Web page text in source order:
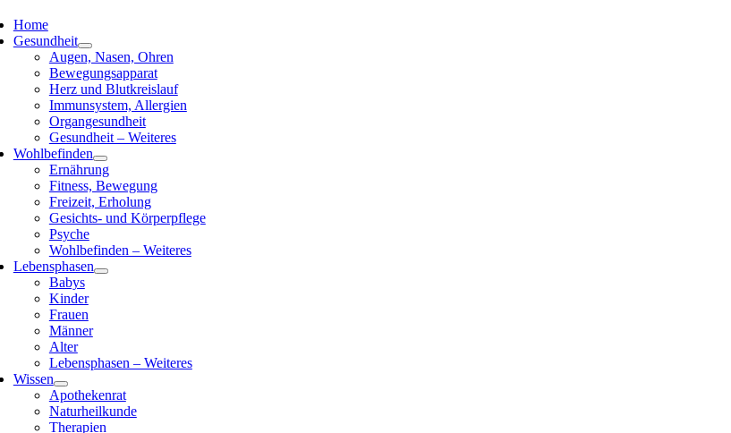
Home
Gesundheit
Augen, Nasen, Ohren
Bewegungsapparat
Herz und Blutkreislauf
Immunsystem, Allergien
Organgesundheit
Gesundheit – Weiteres
Wohlbefinden
Ernährung
Fitness, Bewegung
Freizeit, Erholung
Gesichts- und Körperpflege
Psyche
Wohlbefinden – Weiteres
Lebensphasen
Babys
Kinder
Frauen
Männer
Alter
Lebensphasen – Weiteres
Wissen
Apothekenrat
Naturheilkunde
Therapien